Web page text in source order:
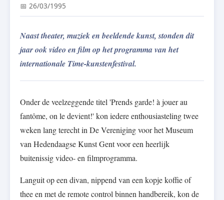
📅 26/03/1995
Naast theater, muziek en beeldende kunst, stonden dit
jaar ook video en film op het programma van het
internationale Time-kunstenfestival.
Onder de veelzeggende titel 'Prends garde! à jouer au
fantôme, on le devient!' kon iedere enthousiasteling twee
weken lang terecht in De Vereniging voor het Museum
van Hedendaagse Kunst Gent voor een heerlijk
buitenissig video- en filmprogramma.
Languit op een divan, nippend van een kopje koffie of
thee en met de remote control binnen handbereik, kon de